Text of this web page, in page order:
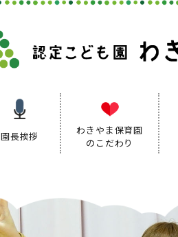
園長挨拶
わきやま保育園
のこだわり
保育方針